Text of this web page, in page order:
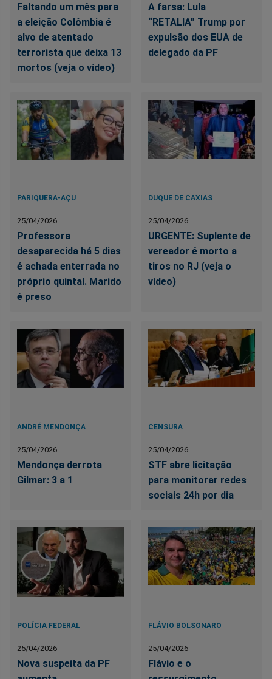
Faltando um mês para
a eleição Colômbia é
alvo de atentado
terrorista que deixa 13
mortos (veja o vídeo)
A farsa: Lula
“RETALIA” Trump por
expulsão dos EUA de
delegado da PF
PARIQUERA-AÇU
25/04/2026
Professora
desaparecida há 5 dias
é achada enterrada no
próprio quintal. Marido
é preso
DUQUE DE CAXIAS
25/04/2026
URGENTE: Suplente de
vereador é morto a
tiros no RJ (veja o
vídeo)
ANDRÉ MENDONÇA
25/04/2026
Mendonça derrota
Gilmar: 3 a 1
CENSURA
25/04/2026
STF abre licitação
para monitorar redes
sociais 24h por dia
POLÍCIA FEDERAL
25/04/2026
Nova suspeita da PF
FLÁVIO BOLSONARO
25/04/2026
Flávio e o